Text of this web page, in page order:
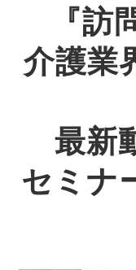
導入事例
海外人材活用お役立ち
『訪
介護業
最新
セミナ